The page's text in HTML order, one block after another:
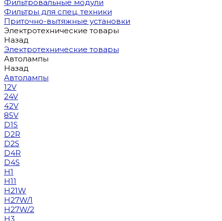
Фильтровальные модули
Фильтры для спец. техники
Приточно-вытяжные установки
Электротехнические товары
Назад
Электротехнические товары
Автолампы
Назад
Автолампы
12V
24V
42V
85V
D1S
D2R
D2S
D4R
D4S
H1
H11
H21W
H27W/1
H27W/2
H3